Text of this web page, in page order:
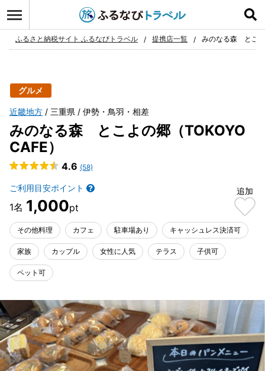
お気に入り
ふるさと納税サイト ふるなびトラベル 提携店一覧 みのなる森 とこよ
グルメ
近畿地方 三重県 伊勢・鳥羽・相差
みのなる森 とこよの郷（TOKOYO
CAFE）
4.6 (58)
ご利用目安ポイント
1,000
追加
その他料理 カフェ 駐車場あり キャッシュレス決済可
家族 カップル 女性に人気 テラス 子供可
ペット可